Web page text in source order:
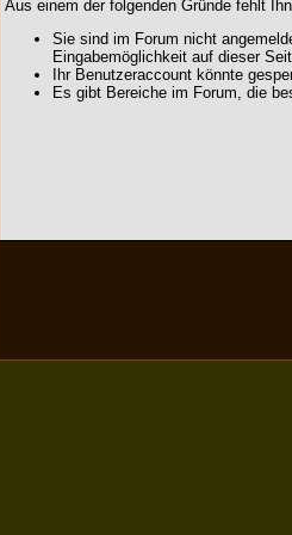
Aus einem der folgenden Gründe fehlt
Sie sind im Forum nicht
Eingabemöglichkeit auf dieser
Ihr Benutzeraccount könnte
Es gibt Bereiche im Forum, die